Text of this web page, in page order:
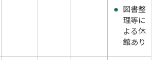
図書整
理等に
よる休
館あり